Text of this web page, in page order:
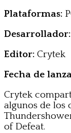
Plataformas:
Desarrollador:
Editor: Crytek
Fecha de
Crytek
algunos de los
of Defeat.